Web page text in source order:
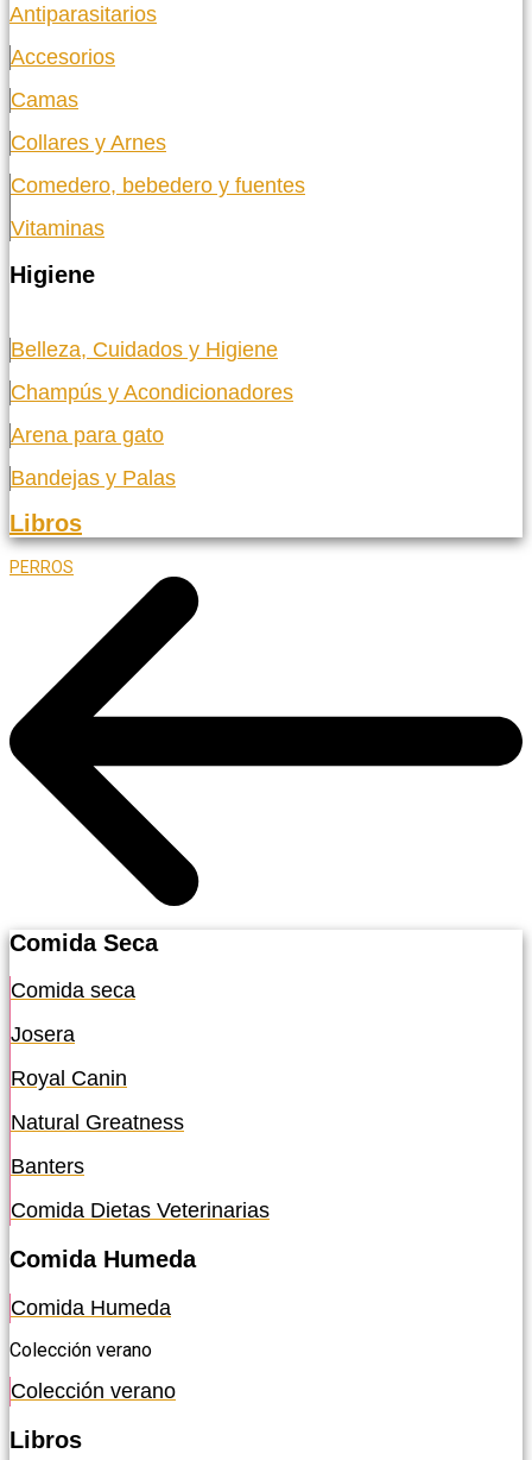
Antiparasitarios
Accesorios
Camas
Collares y Arnes
Comedero, bebedero y fuentes
Vitaminas
Higiene
Belleza, Cuidados y Higiene
Champús y Acondicionadores
Arena para gato
Bandejas y Palas
Libros
PERROS
Comida Seca
Comida seca
Josera
Royal Canin
Natural Greatness
Banters
Comida Dietas Veterinarias
Comida Humeda
Comida Humeda
Colección verano
Colección verano
Libros